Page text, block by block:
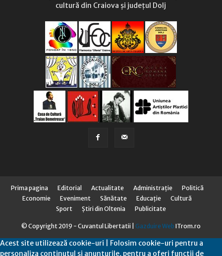
cultură din Craiova și județul Dolj
Prima pagina Editorial Actualitate Administraţie
Politică
Economie
Eveniment Sănătate Educaţie
Cultură
Sport
Știri din Oltenia Publicitate
© Copyright 2019 - Cuvantul Libertatii | Gazduire Web ITrom.ro
Acest site utilizează cookie-uri | Folosim cookie-uri pentru a
personaliza conținutul și anunțurile, pentru a oferi funcții de